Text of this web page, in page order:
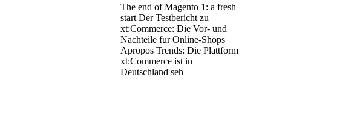
The end of Magento 1: a fresh
start Der Testbericht zu
xt:Commerce: Die Vor- und
Nachteile fur Online-Shops
Apropos Trends: Die Plattform
xt:Commerce ist in
Deutschland seh